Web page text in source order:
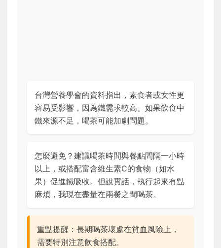
台灣營養學會的資料指出，素食者或女性更
容易受影響，因為鐵需求較高。如果飲食中
鐵來源不足，喝茶可能加劇問題。
怎麼避免？建議喝茶時間與餐點間隔一小時
以上，或搭配富含維生素C的食物（如水
果）促進鐵吸收。但說實話，執行起來有點
麻煩，我現在盡量在兩餐之間喝茶。
重點提醒：長期喝茶壞處在貧血風險上，
需要特別注意飲食搭配。